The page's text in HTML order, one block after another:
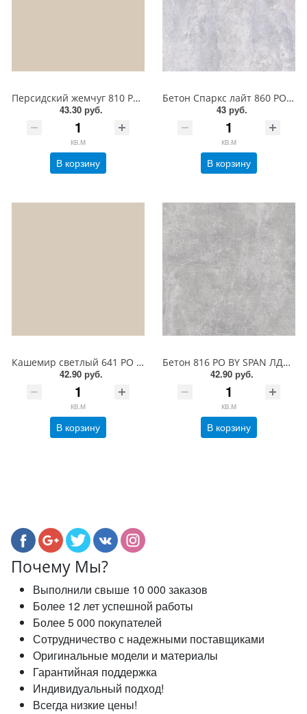
Персидский жемчуг 810 PO BY SPAN ЛДСП 18 мм
43.30 руб.
кв.м
В корзину
Бетон Спаркс лайт 860 PO BY SPAN ЛДСП 18 мм
43 руб.
кв.м
В корзину
Кашемир светлый 641 РО BY SPAN ЛДСП 18 мм
42.90 руб.
кв.м
В корзину
Бетон 816 PO BY SPAN ЛДСП 18 мм
42.90 руб.
кв.м
В корзину
Почему Мы?
Выполнили свыше 10 000 заказов
Более 12 лет успешной работы
Более 5 000 покупателей
Сотрудничество с надежными поставщиками
Оригинальные модели и материалы
Гарантийная поддержка
Индивидуальный подход!
Всегда низкие цены!